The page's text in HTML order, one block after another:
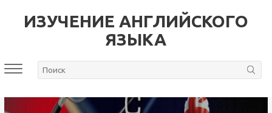
ИЗУЧЕНИЕ АНГЛИЙСКОГО
ЯЗЫКА